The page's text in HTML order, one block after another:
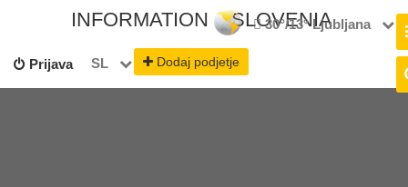
Prijava
INFORMATION SLOVENIA
SL Dodaj podjetje
30°/13° Ljubljana